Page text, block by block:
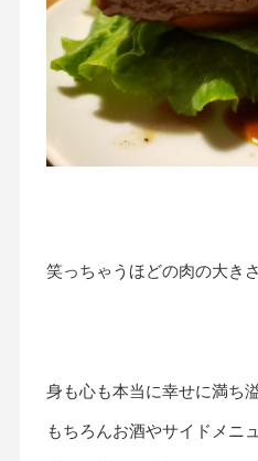
笑っちゃうほどの肉の大き
身も心も本当に幸せに満ち
もちろんお酒やサイドメニ